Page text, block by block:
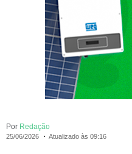
Por Redação
25/06/2026 Atualizado às 09:16